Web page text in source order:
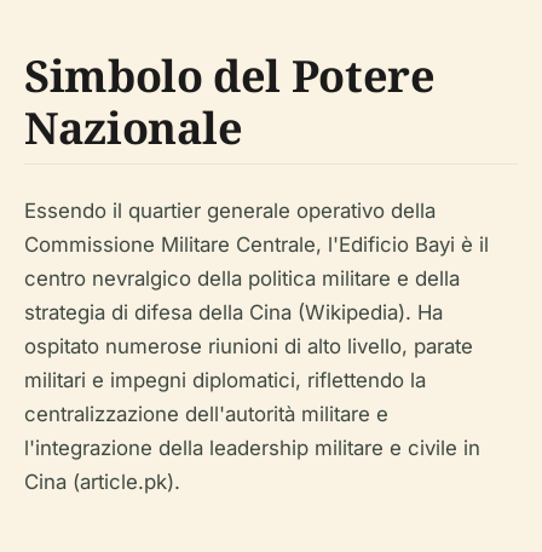
Simbolo del Potere
Nazionale
Essendo il quartier generale operativo della
Commissione Militare Centrale, l'Edificio Bayi è il
centro nevralgico della politica militare e della
strategia di difesa della Cina (Wikipedia). Ha
ospitato numerose riunioni di alto livello, parate
militari e impegni diplomatici, riflettendo la
centralizzazione dell'autorità militare e
l'integrazione della leadership militare e civile in
Cina (article.pk).